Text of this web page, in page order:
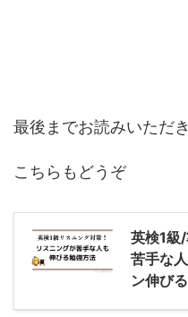
最後までお読みいただ
こちらもどうぞ
英検1級
苦手な
ン伸び